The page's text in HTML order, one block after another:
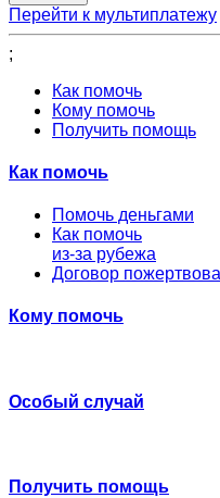
Перейти к мультиплатежу
;
Как помочь
Кому помочь
Получить помощь
Как помочь
Помочь деньгами
Как помочь
из-за рубежа
Договор
Кому помочь
Особый случай
Получить помощь